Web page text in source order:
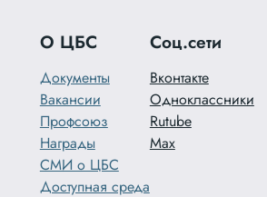
О ЦБС
Документы
Вакансии
Профсоюз
Награды
СМИ о ЦБС
Доступная среда
Соц.сети
Вконтакте
Одноклассники
Rutube
Max